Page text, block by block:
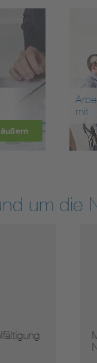
mit
um die